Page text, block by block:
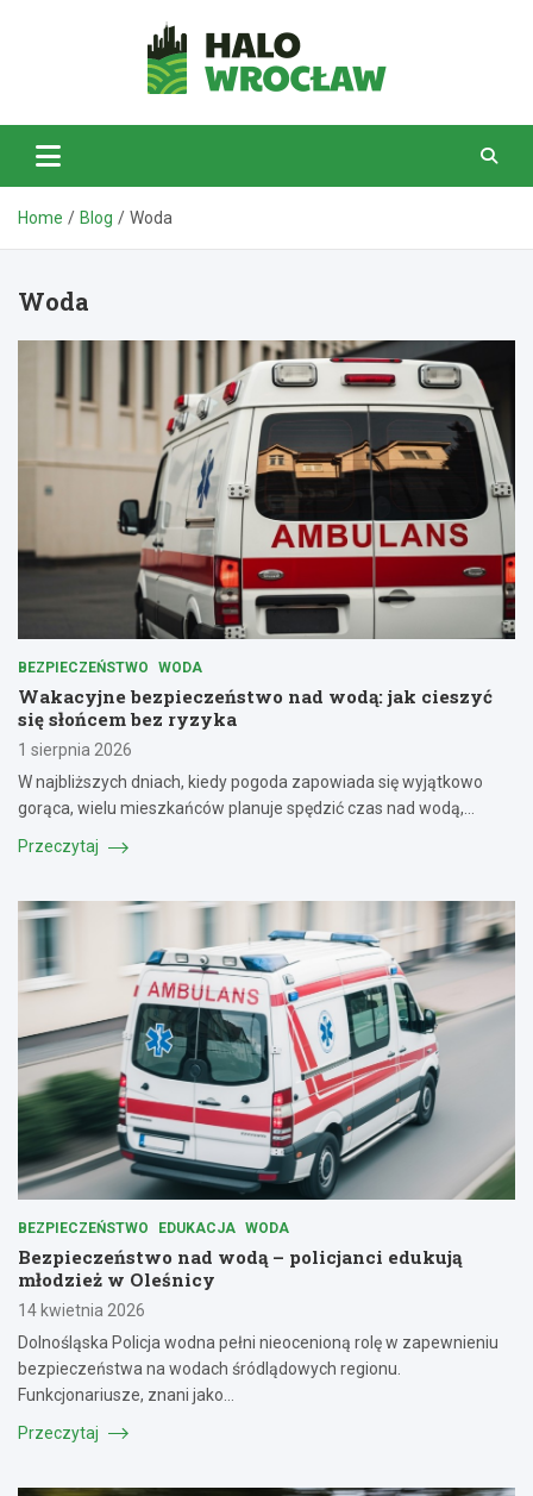
HaloWrocław.pl
Home Blog Woda
Woda
BEZPIECZEŃSTWO WODA
Wakacyjne bezpieczeństwo nad wodą: jak cieszyć
się słońcem bez ryzyka
1 sierpnia 2026
W najbliższych dniach, kiedy pogoda zapowiada się wyjątkowo
gorąca, wielu mieszkańców planuje spędzić czas nad wodą,…
Przeczytaj
BEZPIECZEŃSTWO EDUKACJA WODA
Bezpieczeństwo nad wodą – policjanci edukują
młodzież w Oleśnicy
14 kwietnia 2026
Dolnośląska Policja wodna pełni nieocenioną rolę w zapewnieniu
bezpieczeństwa na wodach śródlądowych regionu.
Funkcjonariusze, znani jako…
Przeczytaj